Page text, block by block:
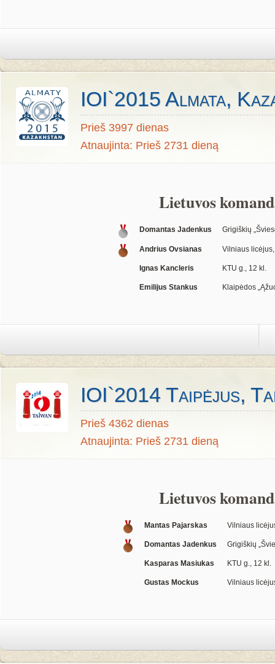
IOI`2015 Almata,
Prieš 3997 dienas
Atnaujinta: Prieš 2731 dieną
Lietuvos
Domantas Jadenkus Grigiškių
Andrius Ovsianas Vilniaus
Ignas Kancleris KTU g., 12 kl.
Emilijus Stankus Klaipėdos
IOI`2014 Taipėjus,
Prieš 4362 dienas
Atnaujinta: Prieš 2731 dieną
Lietuvos
Mantas Pajarskas Vilniaus
Domantas Jadenkus Grigiškių
Kasparas Masiukas KTU g., 12 kl.
Gustas Mockus Vilniaus